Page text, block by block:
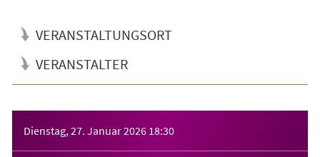
VERANSTALTUNGSORT
VERANSTALTER
Dienstag, 27. Januar 2026 18:30